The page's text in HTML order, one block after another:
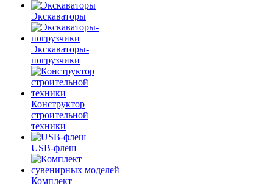
Экскаваторы
Экскаваторы-
погрузчики
Конструктор
строительной
техники
USB-флеш
Комплект